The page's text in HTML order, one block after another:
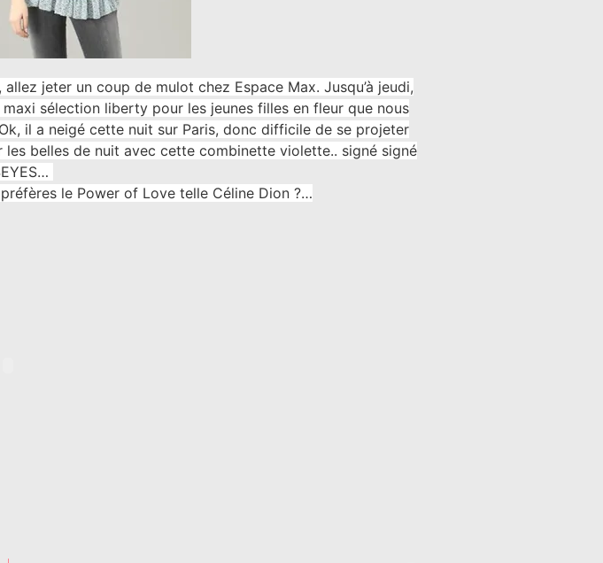
allez jeter un coup de mulot chez Espace Max. Jusqu’à jeudi,
sélection liberty pour les jeunes filles en fleur que nous
il a neigé cette nuit sur Paris, donc difficile de se projeter
belles de nuit avec cette combinette violette.. signé signé
le Power of Love telle Céline Dion ?…